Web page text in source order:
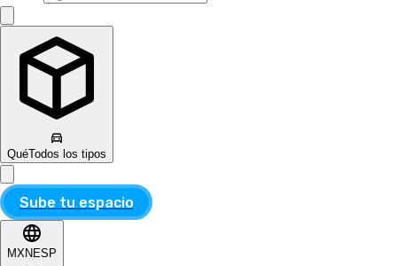
QuéTodos los tipos
Sube tu espacio
MXN ESP